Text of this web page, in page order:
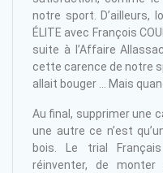
notre sport. D’ailleurs,
ÉLITE avec François
suite à l’Affaire
cette carence de notre
allait bouger … Mais
Au final, supprimer une
une autre ce n’est
bois. Le trial
réinventer, de